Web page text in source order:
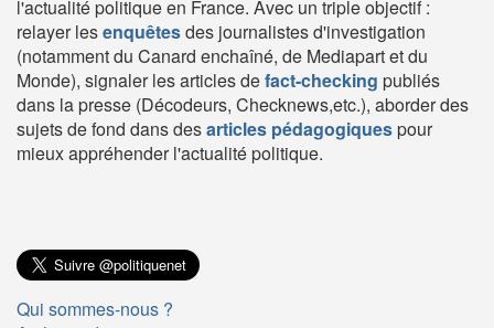
l'actualité politique en France. Avec un triple objectif :
relayer lesenquêtesdes journalistes d'investigation
(notamment du Canard enchaîné, de Mediapart et du
Monde), signaler les articles defact-checking publiés
dans la presse (Décodeurs, Checknews,etc.), aborder des
sujets de fond dans desarticles pédagogiquespour
mieux appréhender l'actualité politique.
Qui sommes-nous ?